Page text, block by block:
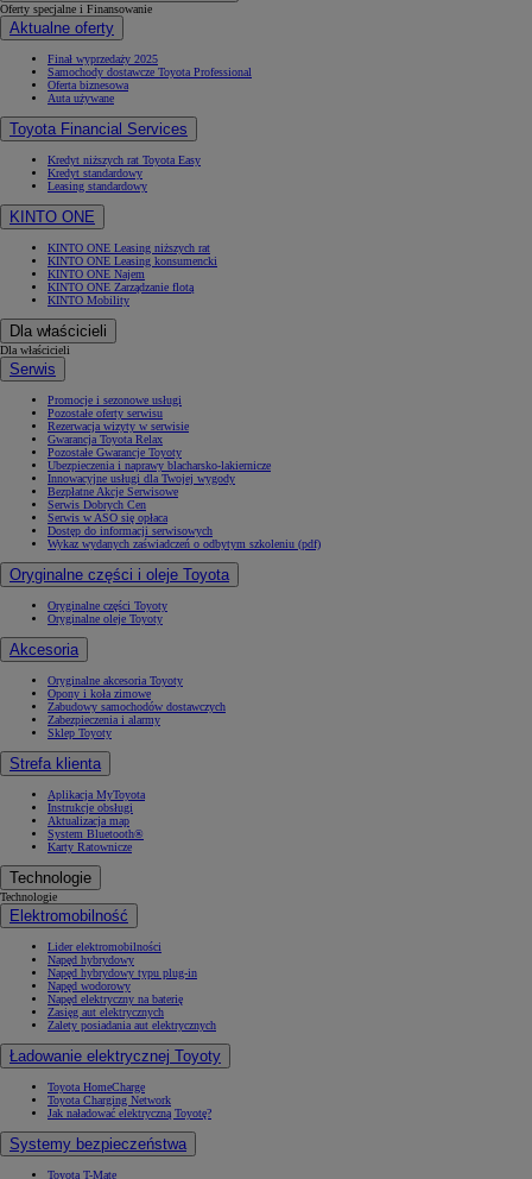
Oferty specjalne i Finansowanie
Aktualne oferty
Finał wyprzedaży 2025
Samochody dostawcze Toyota Professional
Oferta biznesowa
Auta używane
Toyota Financial Services
Kredyt niższych rat Toyota Easy
Kredyt standardowy
Leasing standardowy
KINTO ONE
KINTO ONE Leasing niższych rat
KINTO ONE Leasing konsumencki
KINTO ONE Najem
KINTO ONE Zarządzanie flotą
KINTO Mobility
Dla właścicieli
Dla właścicieli
Serwis
Promocje i sezonowe usługi
Pozostałe oferty serwisu
Rezerwacja wizyty w serwisie
Gwarancja Toyota Relax
Pozostałe Gwarancje Toyoty
Ubezpieczenia i naprawy blacharsko-lakiernicze
Innowacyjne usługi dla Twojej wygody
Bezpłatne Akcje Serwisowe
Serwis Dobrych Cen
Serwis w ASO się opłaca
Dostęp do informacji serwisowych
Wykaz wydanych zaświadczeń o odbytym szkoleniu (pdf)
Oryginalne części i oleje Toyota
Oryginalne części Toyoty
Oryginalne oleje Toyoty
Akcesoria
Oryginalne akcesoria Toyoty
Opony i koła zimowe
Zabudowy samochodów dostawczych
Zabezpieczenia i alarmy
Sklep Toyoty
Strefa klienta
Aplikacja MyToyota
Instrukcje obsługi
Aktualizacja map
System Bluetooth®
Karty Ratownicze
Technologie
Technologie
Elektromobilność
Lider elektromobilności
Napęd hybrydowy
Napęd hybrydowy typu plug-in
Napęd wodorowy
Napęd elektryczny na baterię
Zasięg aut elektrycznych
Zalety posiadania aut elektrycznych
Ładowanie elektrycznej Toyoty
Toyota HomeCharge
Toyota Charging Network
Jak naładować elektryczną Toyotę?
Systemy bezpieczeństwa
Toyota T-Mate